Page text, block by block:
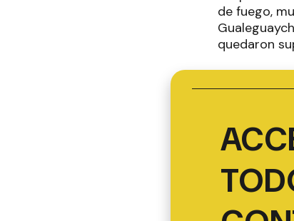
de fuego,
quedaron